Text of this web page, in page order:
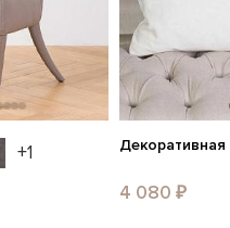
+1
4 080 ₽